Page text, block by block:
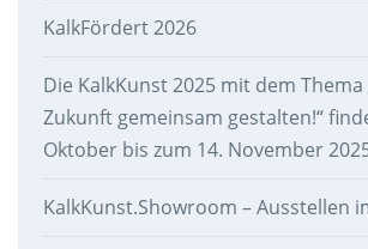
KalkFördert 2026
Die KalkKunst 2025 mit dem Thema
Zukunft gemeinsam gestalten!“
Oktober bis zum 14. November
KalkKunst.Showroom – Ausstellen